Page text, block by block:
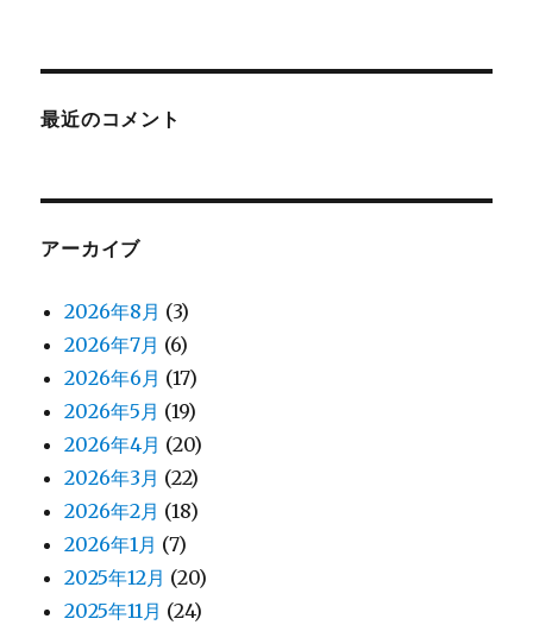
最近のコメント
アーカイブ
2026年8月 (3)
2026年7月 (6)
2026年6月 (17)
2026年5月 (19)
2026年4月 (20)
2026年3月 (22)
2026年2月 (18)
2026年1月 (7)
2025年12月 (20)
2025年11月 (24)